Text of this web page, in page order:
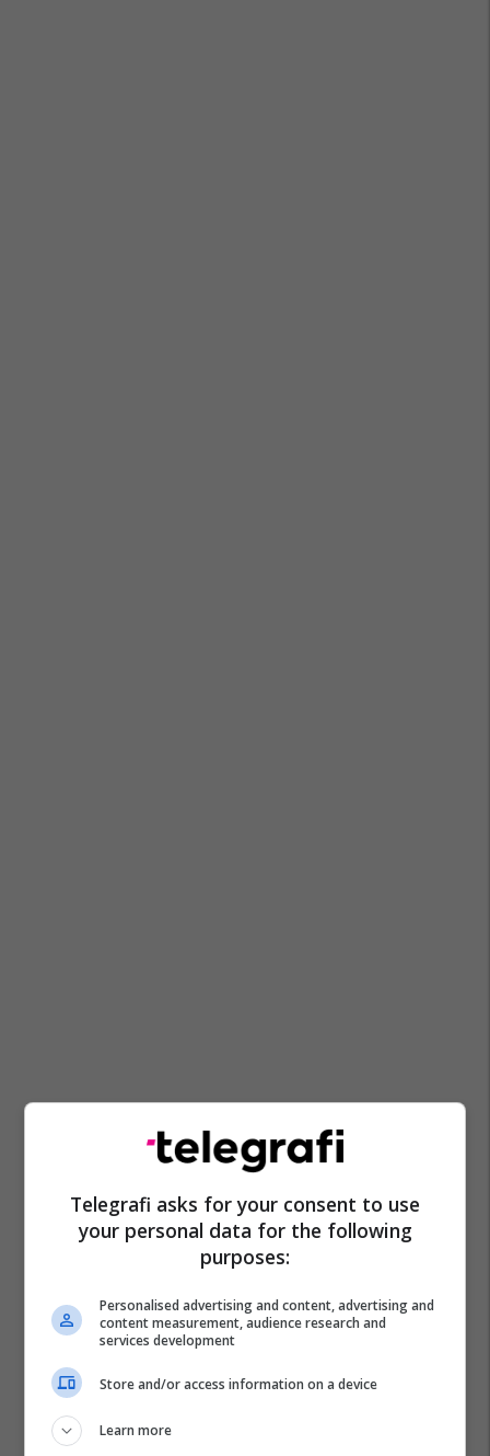
Inteligjenca Artificiale Google Chrome
Android
Ios
Telegrafi asks for your consent to use
your personal data for the following
purposes:
Personalised advertising and content, advertising and
content measurement, audience research and
services development
Store and/or access information on a device
Learn more